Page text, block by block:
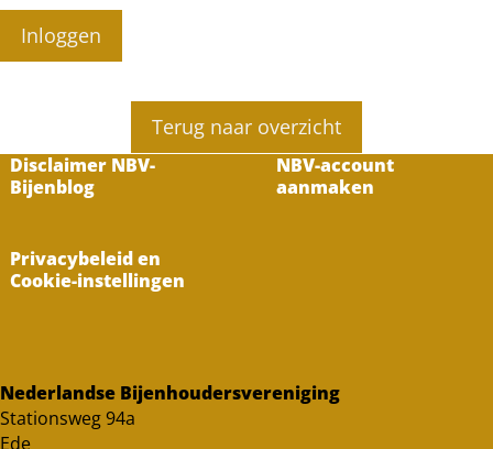
Inloggen
Terug naar overzicht
Disclaimer NBV-
Bijenblog
NBV-account
aanmaken
Privacybeleid en
Cookie-instellingen
Nederlandse Bijenhoudersvereniging
Stationsweg 94a
Ede